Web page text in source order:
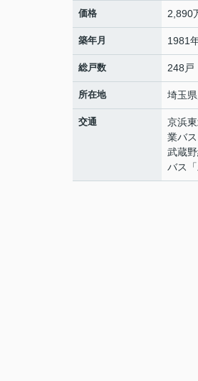
価格 2,890
築年月 1981
総戸数 248戸
所在地 埼玉県
交通 京浜
業バ
武蔵
バス